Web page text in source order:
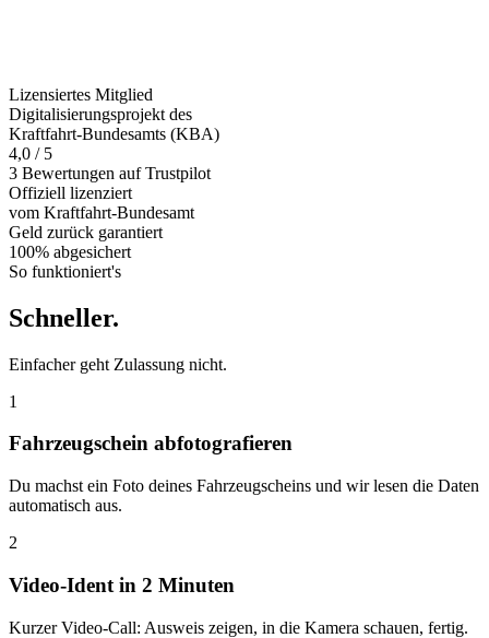
Lizensiertes Mitglied
Digitalisierungsprojekt des
Kraftfahrt-Bundesamts (KBA)
4,0 / 5
3 Bewertungen auf Trustpilot
Offiziell lizenziert
vom Kraftfahrt-Bundesamt
Geld zurück garantiert
100% abgesichert
So funktioniert's
Schneller.
Einfacher geht Zulassung nicht.
1
Fahrzeugschein abfotografieren
Du machst ein Foto deines Fahrzeugscheins und wir lesen die Daten
automatisch aus.
2
Video-Ident in 2 Minuten
Kurzer Video-Call: Ausweis zeigen, in die Kamera schauen, fertig.